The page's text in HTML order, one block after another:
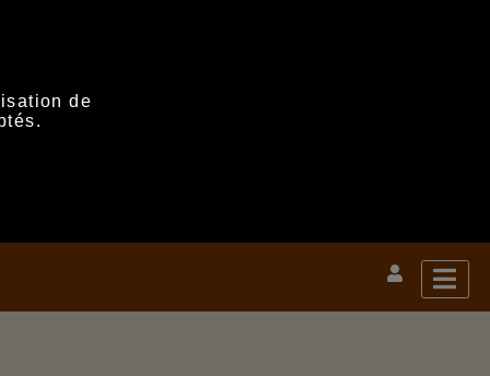
de